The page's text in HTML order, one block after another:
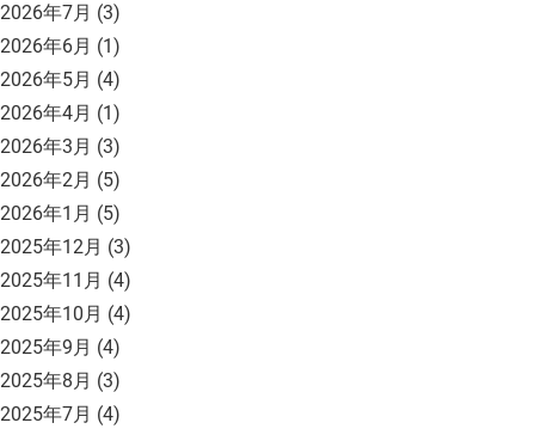
2026年7月 (3)
2026年6月 (1)
2026年5月 (4)
2026年4月 (1)
2026年3月 (3)
2026年2月 (5)
2026年1月 (5)
2025年12月 (3)
2025年11月 (4)
2025年10月 (4)
2025年9月 (4)
2025年8月 (3)
2025年7月 (4)